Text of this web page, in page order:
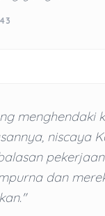
menghendaki
niscaya
dan